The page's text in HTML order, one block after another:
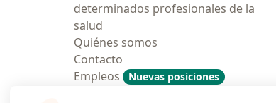
determinados profesionales de la
salud
Quiénes somos
Contacto
Empleos
Nuevas posiciones